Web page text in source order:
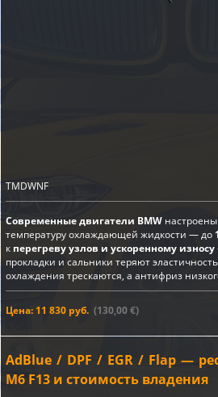
TMDWNF
Современные двигатели BMW
температуру охлаждающей жидкости — до
к перегреву узлов и ускоренному износу
прокладки и сальники теряют
охлаждения трескаются, а антифриз
Цена: 11 830 руб. (130,00 €)
AdBlue / DPF / EGR / Flap —
M6 F13 и стоимость владения